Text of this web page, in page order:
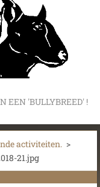
EEN 'BULLYBREED' !
activiteiten. >
21.jpg